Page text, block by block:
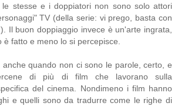
le stesse e i doppiatori non sono solo attori
TV (della serie: vi prego, basta con
Il buon doppiaggio invece è un'arte ingrata,
è fatto e meno lo si percepisce.
anche quando non ci sono le parole, certo, e
di più di film che lavorano sulla
del cinema. Nondimeno i film hanno
e quelli sono da tradurre come le righe di